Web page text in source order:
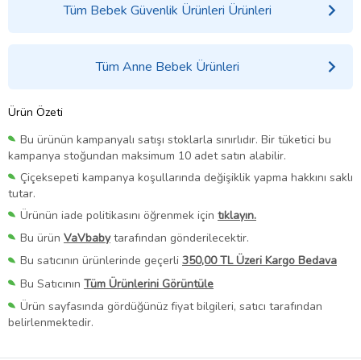
Tüm Bebek Güvenlik Ürünleri Ürünleri
Tüm Anne Bebek Ürünleri
Ürün Özeti
Bu ürünün kampanyalı satışı stoklarla sınırlıdır. Bir tüketici bu
kampanya stoğundan maksimum 10 adet satın alabilir.
Çiçeksepeti kampanya koşullarında değişiklik yapma hakkını saklı
tutar.
Ürünün iade politikasını öğrenmek için tıklayın.
Bu ürün VaVbabytarafından gönderilecektir.
Bu satıcının ürünlerinde geçerli 350,00 TL Üzeri Kargo Bedava
Bu Satıcının Tüm Ürünlerini Görüntüle
Ürün sayfasında gördüğünüz fiyat bilgileri, satıcı tarafından
belirlenmektedir.